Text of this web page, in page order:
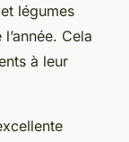
légumes
Cela
à leur